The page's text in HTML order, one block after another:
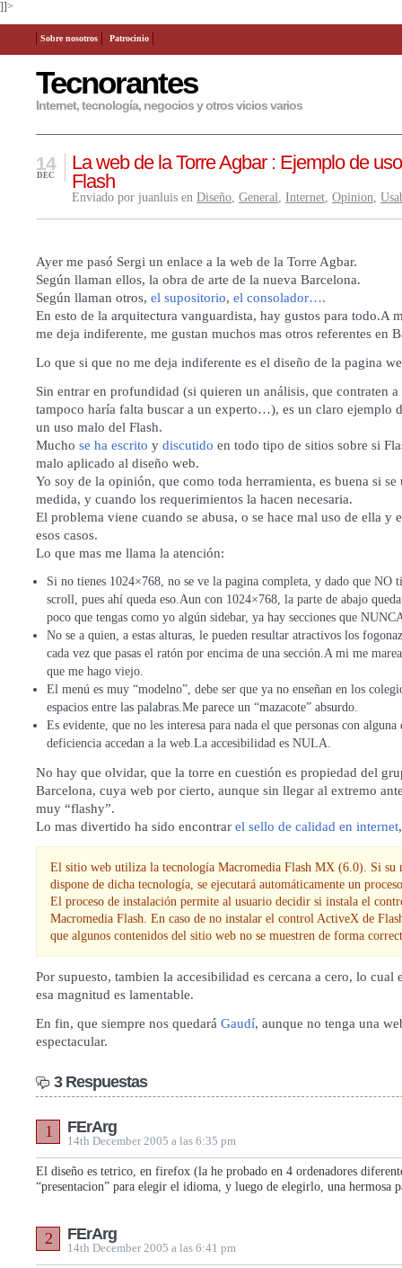
]]>
Tecnorantes
Internet, tecnología, negocios y otros vicios varios
Sobre nosotros Patrocinio
La web de la Torre Agbar : Ejemplo de
Flash
14
DEC
Enviado por juanluis en Diseño, General, Internet, Opinion,
Ayer me pasó Sergi un enlace a la web de la Torre Agbar.
Según llaman ellos, la obra de arte de la nueva Barcelona.
Según llaman otros, el supositorio, el consolador….
En esto de la arquitectura vanguardista, hay gustos para todo.A
me deja indiferente, me gustan muchos mas otros referentes en
Lo que si que no me deja indiferente es el diseño de la pagina
Sin entrar en profundidad (si quieren un análisis, que contraten
tampoco haría falta buscar a un experto…), es un claro ejemplo
un uso malo del Flash.
Mucho se ha escrito y discutido en todo tipo de sitios sobre si
malo aplicado al diseño web.
Yo soy de la opinión, que como toda herramienta, es buena si se
medida, y cuando los requerimientos la hacen necesaria.
El problema viene cuando se abusa, o se hace mal uso de ella y
esos casos.
Lo que mas me llama la atención:
Si no tienes 1024×768, no se ve la pagina completa, y dado que NO
scroll, pues ahí queda eso.Aun con 1024×768, la parte de abajo
poco que tengas como yo algún sidebar, ya hay secciones que
No se a quien, a estas alturas, le pueden resultar atractivos los
cada vez que pasas el ratón por encima de una sección.A mi me
que me hago viejo.
El menú es muy “modelno”, debe ser que ya no enseñan en los
espacios entre las palabras.Me parece un “mazacote” absurdo.
Es evidente, que no les interesa para nada el que personas con alguna
deficiencia accedan a la web.La accesibilidad es NULA.
No hay que olvidar, que la torre en cuestión es propiedad del
Barcelona, cuya web por cierto, aunque sin llegar al extremo
muy “flashy”.
Lo mas divertido ha sido encontrar el sello de calidad en internet
El sitio web utiliza la tecnología Macromedia Flash MX (6.0). Si su
dispone de dicha tecnología, se ejecutará automáticamente un
El proceso de instalación permite al usuario decidir si instala el
Macromedia Flash. En caso de no instalar el control ActiveX de
que algunos contenidos del sitio web no se muestren de forma
Por supuesto, tambien la accesibilidad es cercana a cero, lo cual
esa magnitud es lamentable.
En fin, que siempre nos quedará Gaudí, aunque no tenga una
espectacular.
3 Respuestas
FErArg
14th December 2005 a las 6:35 pm
1
El diseño es tetrico, en firefox (la he probado en 4 ordenadores
“presentacion” para elegir el idioma, y luego de elegirlo, una hermosa
FErArg
14th December 2005 a las 6:41 pm
2